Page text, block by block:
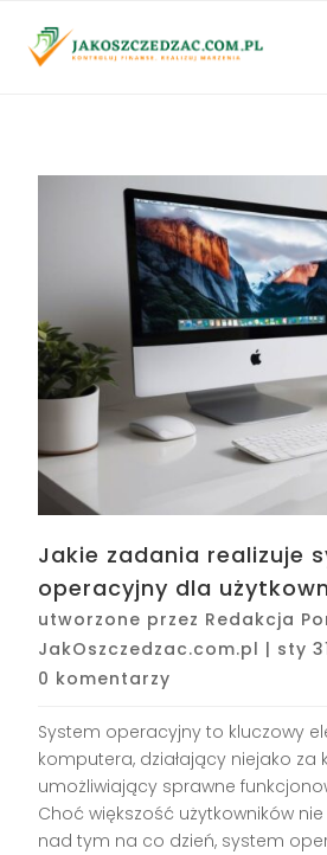
Jakie zadania realizuje
operacyjny dla
utworzone przez Redakcja
JakOszczedzac.com.pl | sty
0 komentarzy
System operacyjny to kluczowy
komputera, działający niejako za
umożliwiający sprawne
Choć większość użytkowników
nad tym na co dzień, system